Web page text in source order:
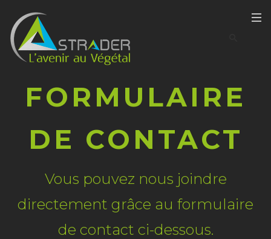
FORMULAIRE
DE CONTACT
Vous pouvez nous joindre
directement grâce au formulaire
de contact ci-dessous.